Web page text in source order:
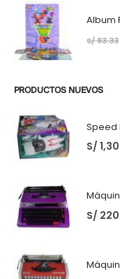
Album
S/83.33
PRODUCTOS NUEVOS
S/
S/